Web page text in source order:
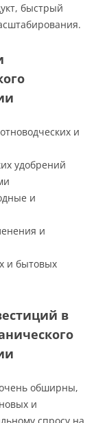
быстрый
и
удобрений
и
и
и бытовых
в
очень обширны,
и